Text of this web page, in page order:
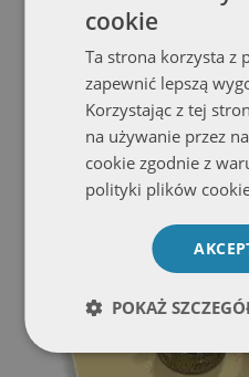
Szklana podstawka pod
cookie
Ta strona korzysta z
zapewnić lepszą
Korzystając z tej
na używanie przez
cookie zgodnie z
polityki plików
POKAŻ